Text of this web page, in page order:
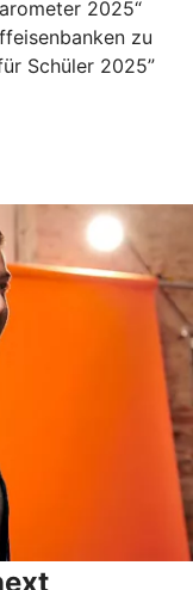
2025“
zu
Schüler 2025”